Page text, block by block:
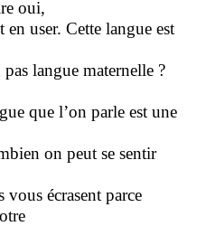
oui,
en user. Cette langue est
langue maternelle ?
que l’on parle est une
on peut se sentir
écrasent parce